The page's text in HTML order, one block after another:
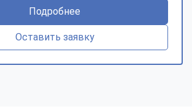
Подробнее
Оставить заявку